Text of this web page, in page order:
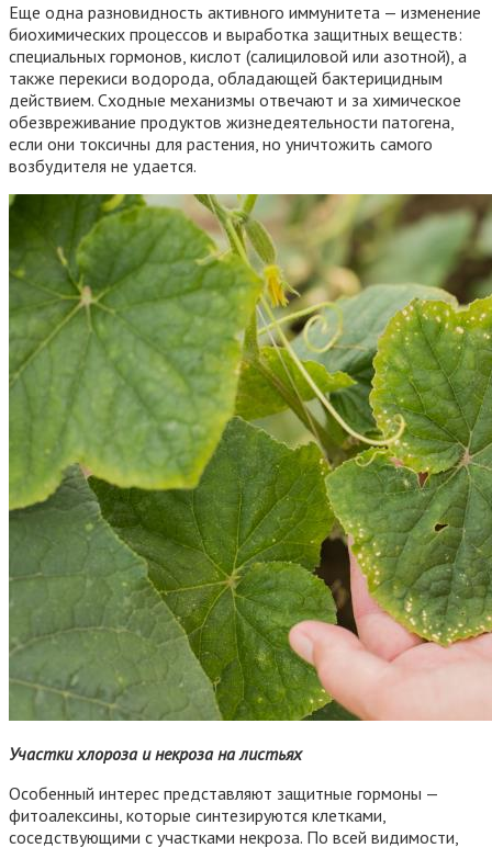
Еще одна разновидность активного иммунитета — изменение
биохимических процессов и выработка защитных веществ:
специальных гормонов, кислот (салициловой или азотной), а
также перекиси водорода, обладающей бактерицидным
действием. Сходные механизмы отвечают и за химическое
обезвреживание продуктов жизнедеятельности патогена,
если они токсичны для растения, но уничтожить самого
возбудителя не удается.
Участки хлороза и некроза на листьях
Особенный интерес представляют защитные гормоны —
фитоалексины, которые синтезируются клетками,
соседствующими с участками некроза. По всей видимости,